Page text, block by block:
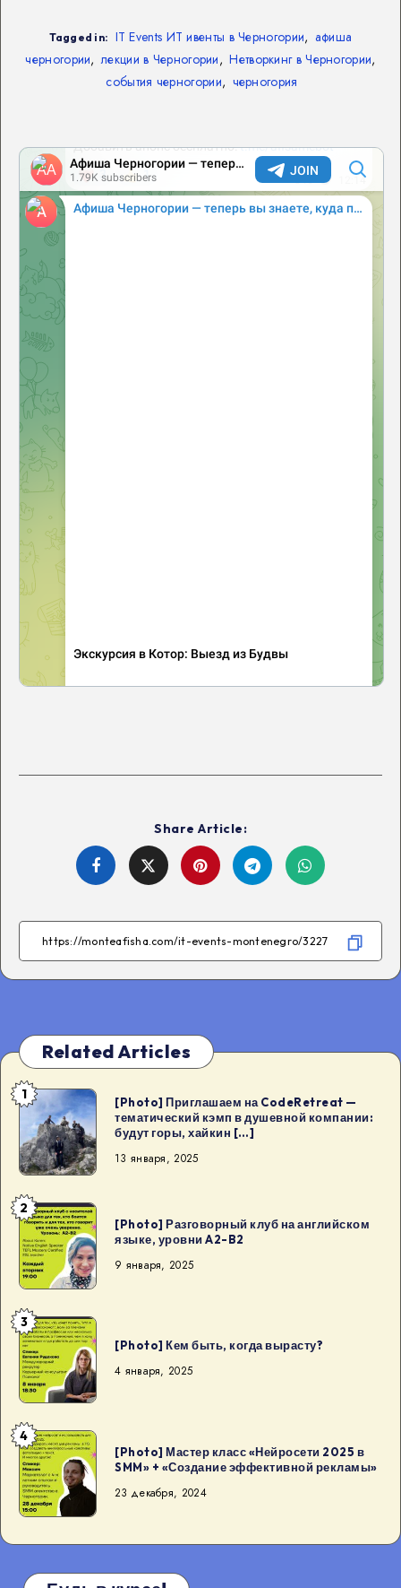
Tagged in: IT Events ИТ ивенты в Черногории, афиша
черногории, лекции в Черногории, Нетворкинг в Черногории,
события черногории, черногория
Share Article:
Share
Facebook
Share
Twitter
Share
Telegram
Share
WhatsApp
Related Articles
[Photo]
Приглашаем
на
CodeRetreat
тематический
кэмп
в
душевной
будут
горы,
хайкин
[…]
1
[Photo] Приглашаем на CodeRetreat —
тематический кэмп в душевной компании:
будут горы, хайкин […]
13 января, 2025
[Photo]
Разговорный
клуб
на
языке,
уровни
A2-
B2
2
[Photo] Разговорный клуб на английском
языке, уровни A2-B2
9 января, 2025
[Photo]
Кем
быть,
когда
3
[Photo] Кем быть, когда вырасту?
4 января, 2025
[Photo]
Мастер
класс
«Нейросети
SMM»
4
[Photo] Мастер класс «Нейросети 2025 в
SMM» + «Создание эффективной рекламы»
23 декабря, 2024